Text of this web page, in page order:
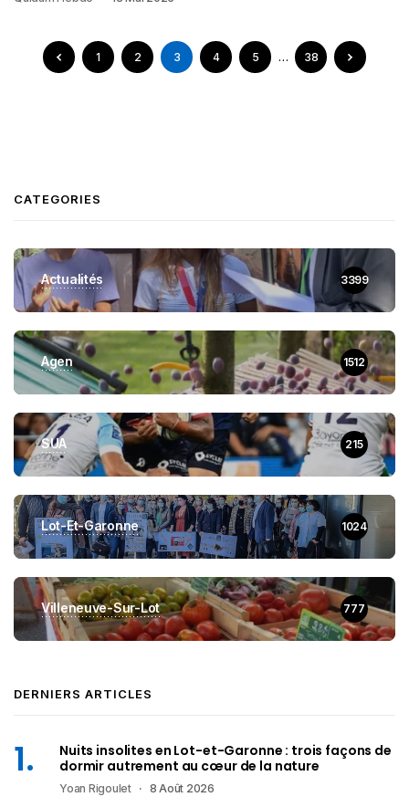
1 2 3 4 5 … 38
CATEGORIES
Actualités 3399
Agen 1512
SUA 215
Lot-Et-Garonne 1024
Villeneuve-Sur-Lot 777
DERNIERS ARTICLES
Nuits insolites en Lot-et-Garonne : trois façons de
dormir autrement au cœur de la nature
Yoan Rigoulet 8 Août 2026